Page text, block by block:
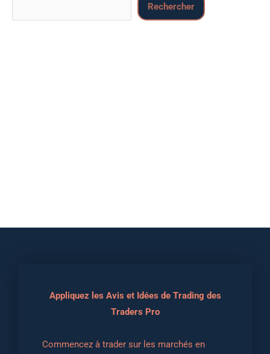
Rechercher
Appliquez les Avis et Idées de Trading des
Traders Pro
Commencez à trader sur les marchés en